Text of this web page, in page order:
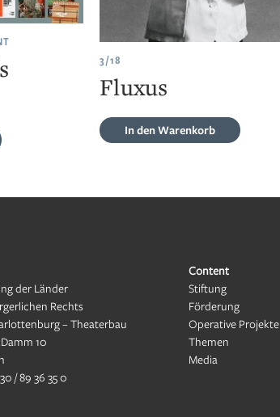
3/18
Fluxus
In den Warenkorb
der Länder
Rechts
– Theaterbau
10
/ 89 36 35 0
Content
Stiftung
Förderung
Operative Projekte
Themen
Media